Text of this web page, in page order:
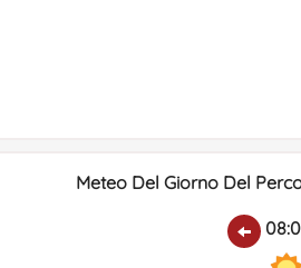
Meteo Del Giorno Del